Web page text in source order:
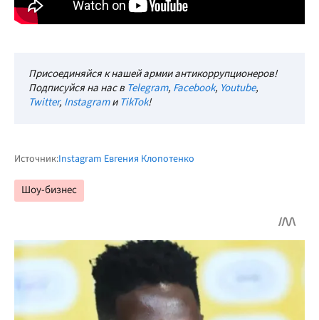
Присоединяйся к нашей армии антикоррупционеров!
Подписуйся на нас в Telegram, Facebook, Youtube,
Twitter, InstagramиTikTok!
Источник:Instagram Евгения Клопотенко
Шоу-бизнес